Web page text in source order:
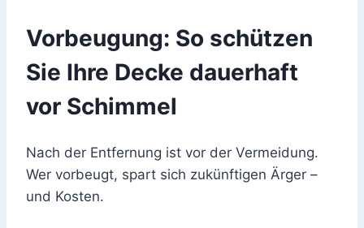
Vorbeugung: So schützen
Sie Ihre Decke dauerhaft
vor Schimmel
Nach der Entfernung ist vor der Vermeidung.
Wer vorbeugt, spart sich zukünftigen Ärger –
und Kosten.